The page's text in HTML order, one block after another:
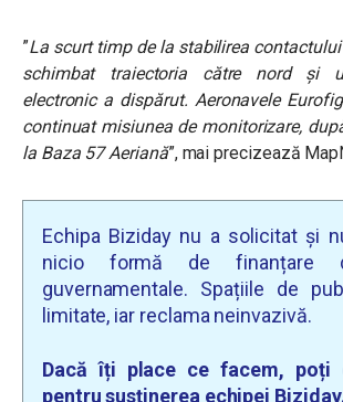
”La scurt timp de la stabilirea contactului
schimbat traiectoria către nord și
electronic a dispărut. Aeronavele
continuat misiunea de monitorizare,
la Baza 57 Aeriană”, mai precizează
Echipa Biziday nu a solicitat și
nicio formă de finanțare
guvernamentale. Spațiile de
limitate, iar reclama neinvazivă.
Dacă îți place ce facem, poți
pentru susținerea echipei